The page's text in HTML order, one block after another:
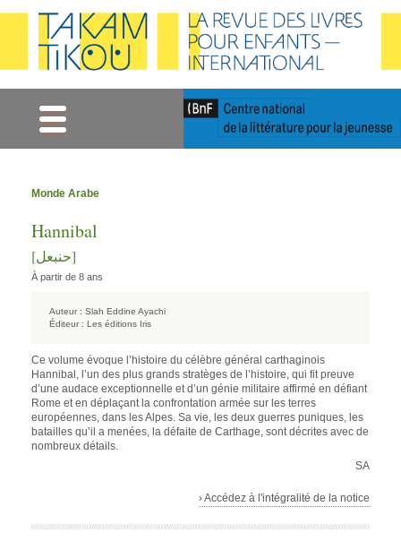
Monde Arabe
Hannibal
[حنبعل]
À partir de 8 ans
Auteur : Slah Eddine Ayachi
Éditeur : Les éditions Iris
Ce volume évoque l’histoire du célèbre général carthaginois
Hannibal, l’un des plus grands stratèges de l’histoire, qui fit preuve
d’une audace exceptionnelle et d’un génie militaire affirmé en défiant
Rome et en déplaçant la confrontation armée sur les terres
européennes, dans les Alpes. Sa vie, les deux guerres puniques, les
batailles qu’il a menées, la défaite de Carthage, sont décrites avec de
nombreux détails.
SA
› Accédez à l'intégralité de la notice